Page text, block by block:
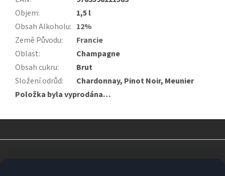
Objem:
1,5 l
Obsah Alkoholu: 12%
Země Původu:
Francie
Oblast:
Champagne
Obsah cukru:
Brut
Složení odrůd:
Chardonnay, Pinot Noir, Meunier
Položka byla vyprodána…